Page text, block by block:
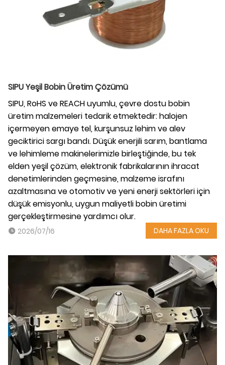
SIPU Yeşil Bobin Üretim Çözümü
SIPU, RoHS ve REACH uyumlu, çevre dostu bobin
üretim malzemeleri tedarik etmektedir: halojen
içermeyen emaye tel, kurşunsuz lehim ve alev
geciktirici sargı bandı. Düşük enerjili sarım, bantlama
ve lehimleme makinelerimizle birleştiğinde, bu tek
elden yeşil çözüm, elektronik fabrikalarının ihracat
denetimlerinden geçmesine, malzeme israfını
azaltmasına ve otomotiv ve yeni enerji sektörleri için
düşük emisyonlu, uygun maliyetli bobin üretimi
gerçekleştirmesine yardımcı olur.
2026/07/16 DAHA FAZLA OKU